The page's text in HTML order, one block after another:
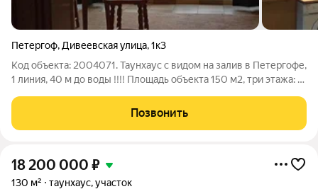
Петергоф, Дивеевская улица,1к3
Код объекта: 2004071. Таунхаус с видом на залив в Петергофе,
1 линия, 40 м до воды !!!! Площадь объекта 150 м2, три этажа: 1
душевая, комната, с выходом на набережную Финского залива.
2 этаж
Позвонить
18 200 000 ₽
130 м² таунхаус, участок